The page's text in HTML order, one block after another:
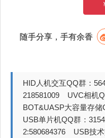
随手分享，手有余香
HID人机交互QQ群：
218581009 UVC相机
BOT&UASP大容量存
USB单片机QQ群：
2:580684376 USB技术